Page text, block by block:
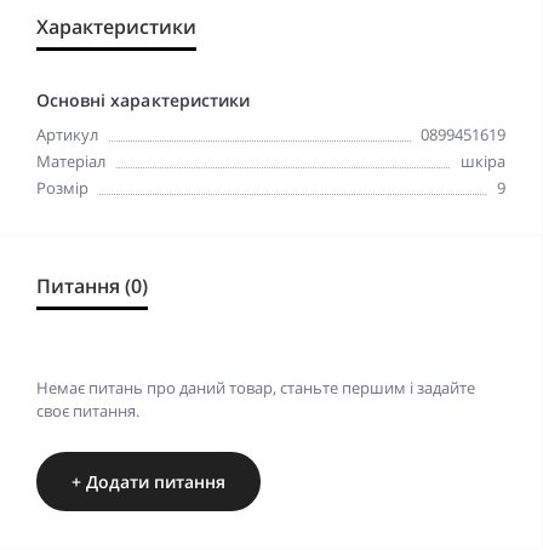
Характеристики
Основні характеристики
Артикул
0899451619
Матеріал
шкіра
Розмір
9
Питання (0)
Немає питань про даний товар, станьте першим і задайте
своє питання.
+ Додати питання